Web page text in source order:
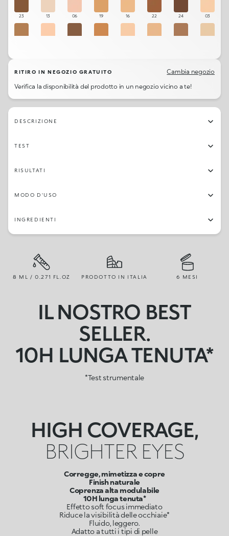
23 13 06 19 16 22 24 03
RITIRO IN NEGOZIO GRATUITO
Cambia negozio
Verifica la disponibilità del prodotto in un negozio vicino a te!
DESCRIZIONE
TEST
RISULTATI
MODO D'USO
INGREDIENTI
8 ML / 0.271 FL.OZ PRODOTTO IN ITALIA 6 MESI
IL NOSTRO BEST
SELLER.
10H LUNGA TENUTA*
*Test strumentale
HIGH COVERAGE,
BRIGHTER EYES
Corregge, mimetizza e copre
Finish naturale
Coprenza alta modulabile
10H lunga tenuta*
Effetto soft focus immediato
Riduce la visibilità delle occhiaie*
Fluido, leggero.
Adatto a tutti i tipi di pelle